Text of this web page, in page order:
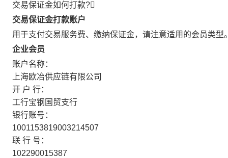
交易保证金如何打款?
交易保证金打款账户
用于支付交易服务费、缴纳保证金，请注意适用的会员类型
企业会员
账户名称：
上海欧冶供应链有限公司
开 户 行：
工行宝钢国贸支行
银行账号：
1001153819003214507
联 行 号：
102290015387